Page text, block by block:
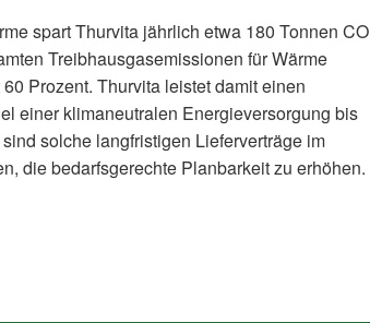
spart Thurvita jährlich etwa 180 Tonnen CO
Treibhausgasemissionen für Wärme
Prozent. Thurvita leistet damit einen
einer klimaneutralen Energieversorgung bis
solche langfristigen Lieferverträge im
die bedarfsgerechte Planbarkeit zu erhöhen.